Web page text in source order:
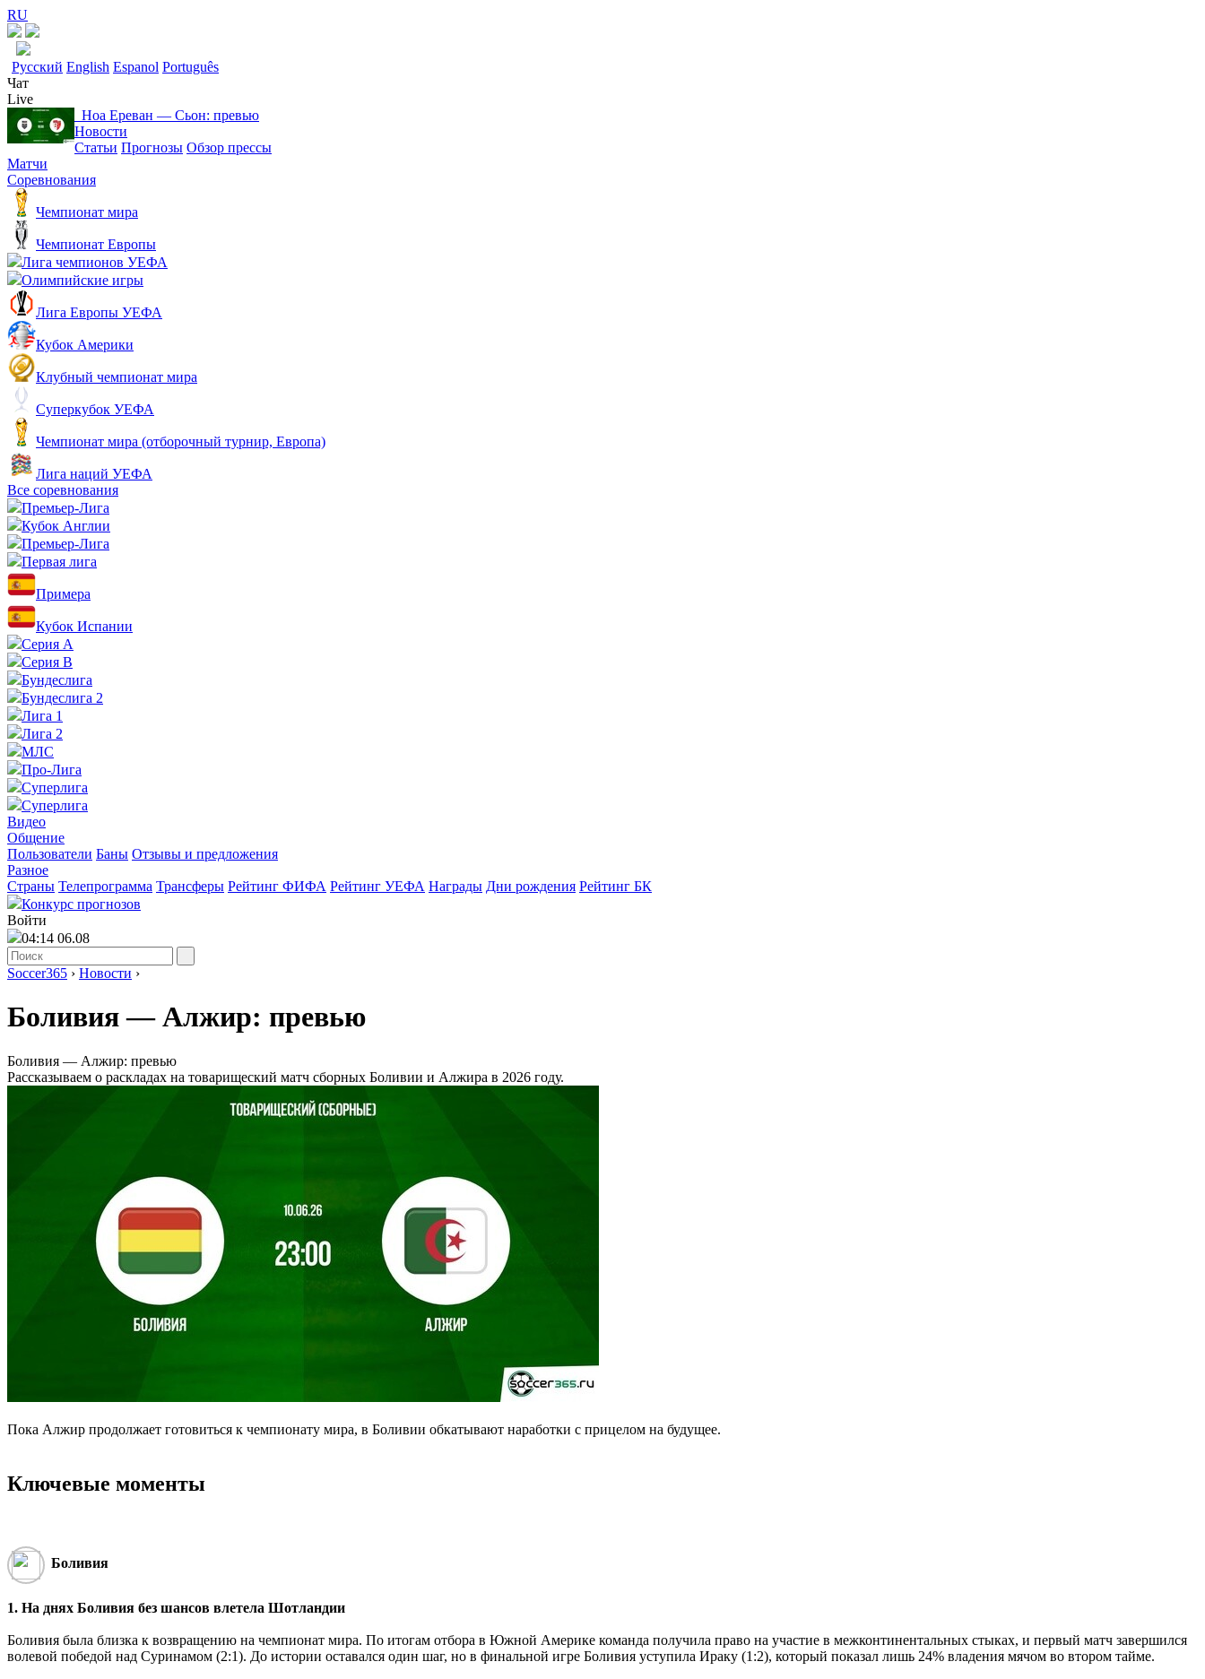
RU
Русский English Espanol Português
Чат
Live
Ноа Ереван ― Сьон: превью
Новости
Статьи Прогнозы Обзор прессы
Матчи
Соревнования
Чемпионат мира
Чемпионат Европы
Лига чемпионов УЕФА
Олимпийские игры
Лига Европы УЕФА
Кубок Америки
Клубный чемпионат мира
Суперкубок УЕФА
Чемпионат мира (отборочный турнир, Европа)
Лига наций УЕФА
Все соревнования
Премьер-Лига
Кубок Англии
Премьер-Лига
Первая лига
Примера
Кубок Испании
Серия А
Серия B
Бундеслига
Бундеслига 2
Лига 1
Лига 2
МЛС
Про-Лига
Суперлига
Суперлига
Видео
Общение
Пользователи Баны Отзывы и предложения
Разное
Страны Телепрограмма Трансферы Рейтинг ФИФА Рейтинг УЕФА Награды Дни рождения Рейтинг БК
Конкурс прогнозов
Войти
04:14 06.08
Soccer365 › Новости ›
Боливия — Алжир: превью
Боливия — Алжир: превью
Рассказываем о раскладах на товарищеский матч сборных Боливии и Алжира в 2026 году.
Пока Алжир продолжает готовиться к чемпионату мира, в Боливии обкатывают наработки с прицелом на будущее.
Ключевые моменты
Боливия
1. На днях Боливия без шансов влетела Шотландии
Боливия была близка к возвращению на чемпионат мира. По итогам отбора в Южной Америке команда получила право на участие в межконтинентальных стыках, и первый матч завершился
волевой победой над Суринамом (2:1). До истории оставался один шаг, но в финальной игре Боливия уступила Ираку (1:2), который показал лишь 24% владения мячом во втором тайме.